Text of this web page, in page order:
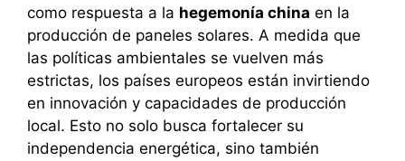
como respuesta a la hegemonía china en la
producción de paneles solares. A medida que
las políticas ambientales se vuelven más
estrictas, los países europeos están invirtiendo
en innovación y capacidades de producción
local. Esto no solo busca fortalecer su
independencia energética, sino también